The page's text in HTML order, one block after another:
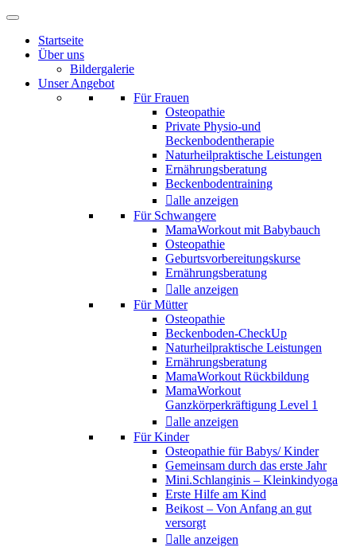
Startseite
Über uns
Bildergalerie
Unser Angebot
Für Frauen
Osteopathie
Private Physio-und
Beckenbodentherapie
Naturheilpraktische Leistungen
Ernährungsberatung
Beckenbodentraining
alle anzeigen
Für Schwangere
MamaWorkout mit Babybauch
Osteopathie
Geburtsvorbereitungskurse
Ernährungsberatung
alle anzeigen
Für Mütter
Osteopathie
Beckenboden-CheckUp
Naturheilpraktische Leistungen
Ernährungsberatung
MamaWorkout Rückbildung
MamaWorkout
Ganzkörperkräftigung Level 1
alle anzeigen
Für Kinder
Osteopathie für Babys/ Kinder
Gemeinsam durch das erste Jahr
Mini.Schlanginis – Kleinkindyoga
Erste Hilfe am Kind
Beikost – Von Anfang an gut
versorgt
alle anzeigen